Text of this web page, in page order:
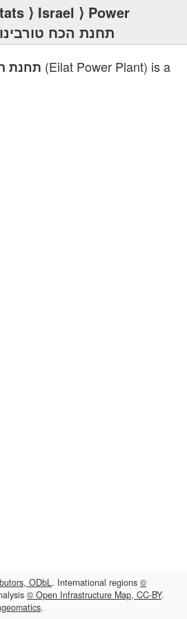
⟩ Israel ⟩ Power
⟩ תחנת הכח
תחנת (Eilat Power Plant) is a
ODbL. International regions ©
© Open Infrastructure Map, CC-BY.
.